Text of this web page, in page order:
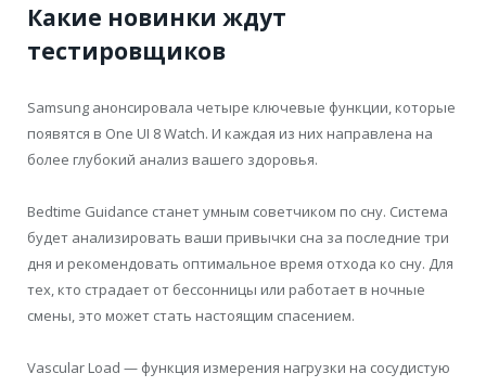
Какие новинки ждут
тестировщиков
Samsung анонсировала четыре ключевые функции, которые
появятся в One UI 8 Watch. И каждая из них направлена на
более глубокий анализ вашего здоровья.
Bedtime Guidance станет умным советчиком по сну. Система
будет анализировать ваши привычки сна за последние три
дня и рекомендовать оптимальное время отхода ко сну. Для
тех, кто страдает от бессонницы или работает в ночные
смены, это может стать настоящим спасением.
Vascular Load — функция измерения нагрузки на сосудистую